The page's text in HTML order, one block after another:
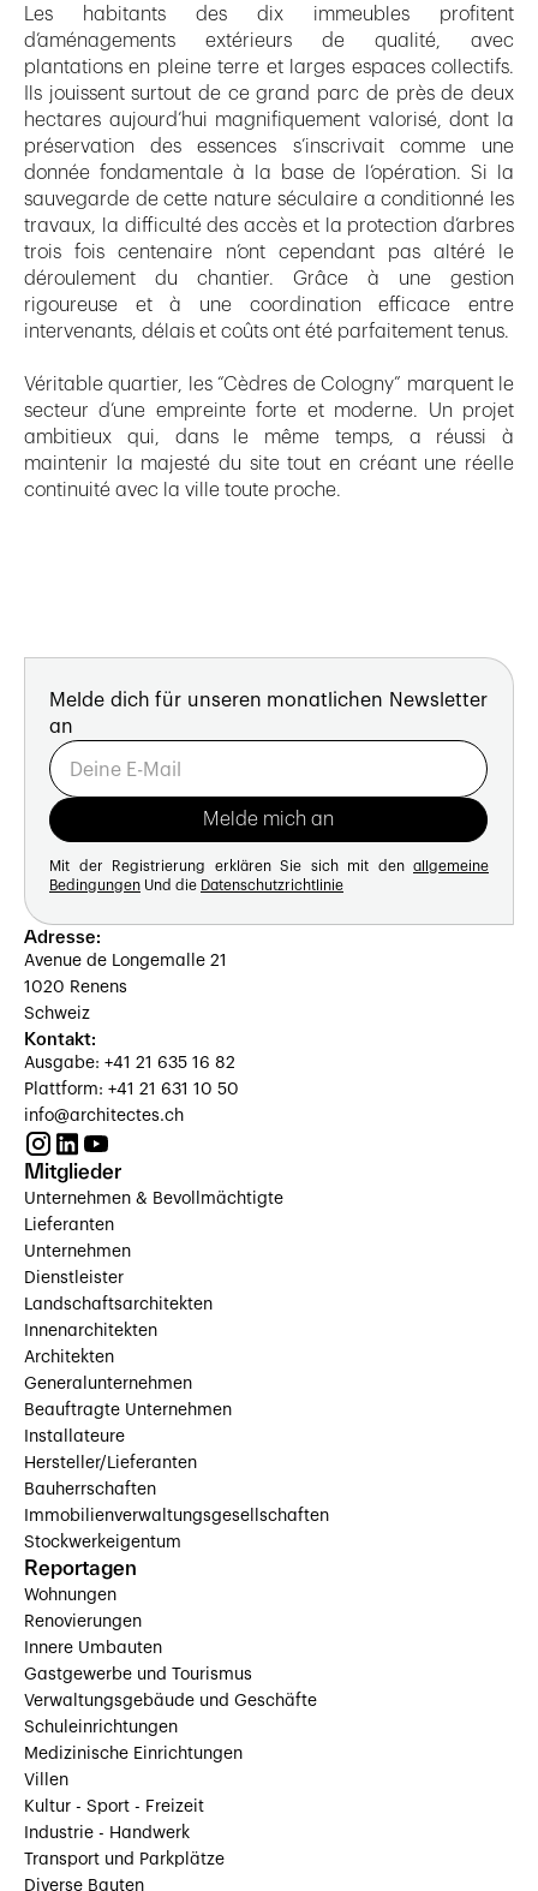
Les habitants des dix immeubles profitent
d’aménagements extérieurs de qualité, avec
plantations en pleine terre et larges espaces collectifs.
Ils jouissent surtout de ce grand parc de près de deux
hectares aujourd’hui magnifiquement valorisé, dont la
préservation des essences s’inscrivait comme une
donnée fondamentale à la base de l’opération. Si la
sauvegarde de cette nature séculaire a conditionné les
travaux, la difficulté des accès et la protection d’arbres
trois fois centenaire n’ont cependant pas altéré le
déroulement du chantier. Grâce à une gestion
rigoureuse et à une coordination efficace entre
intervenants, délais et coûts ont été parfaitement tenus.
Véritable quartier, les “Cèdres de Cologny” marquent le
secteur d’une empreinte forte et moderne. Un projet
ambitieux qui, dans le même temps, a réussi à
maintenir la majesté du site tout en créant une réelle
continuité avec la ville toute proche.
Melde dich für unseren monatlichen Newsletter
an
Mit der Registrierung erklären Sie sich mit den allgemeine
Bedingungen Und die Datenschutzrichtlinie
Adresse:
Avenue de Longemalle 21
1020 Renens
Schweiz
Kontakt:
Ausgabe: +41 21 635 16 82
Plattform: +41 21 631 10 50
info@architectes.ch
Mitglieder
Unternehmen & Bevollmächtigte
Lieferanten
Unternehmen
Dienstleister
Landschaftsarchitekten
Innenarchitekten
Architekten
Generalunternehmen
Beauftragte Unternehmen
Installateure
Hersteller/Lieferanten
Bauherrschaften
Immobilienverwaltungsgesellschaften
Stockwerkeigentum
Reportagen
Wohnungen
Renovierungen
Innere Umbauten
Gastgewerbe und Tourismus
Verwaltungsgebäude und Geschäfte
Schuleinrichtungen
Medizinische Einrichtungen
Villen
Kultur - Sport - Freizeit
Industrie - Handwerk
Transport und Parkplätze
Diverse Bauten